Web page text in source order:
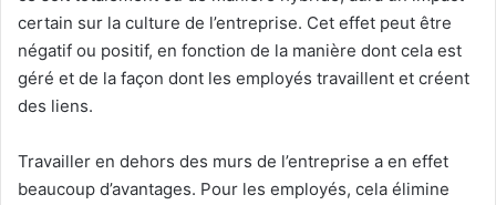
certain sur la culture de l’entreprise. Cet effet peut être
négatif ou positif, en fonction de la manière dont cela est
géré et de la façon dont les employés travaillent et créent
des liens.
Travailler en dehors des murs de l’entreprise a en effet
beaucoup d’avantages. Pour les employés, cela élimine